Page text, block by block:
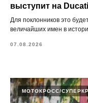
выступит на
Для поклонников это
величайших имен в
07.08.2026
МОТОКРОСС/